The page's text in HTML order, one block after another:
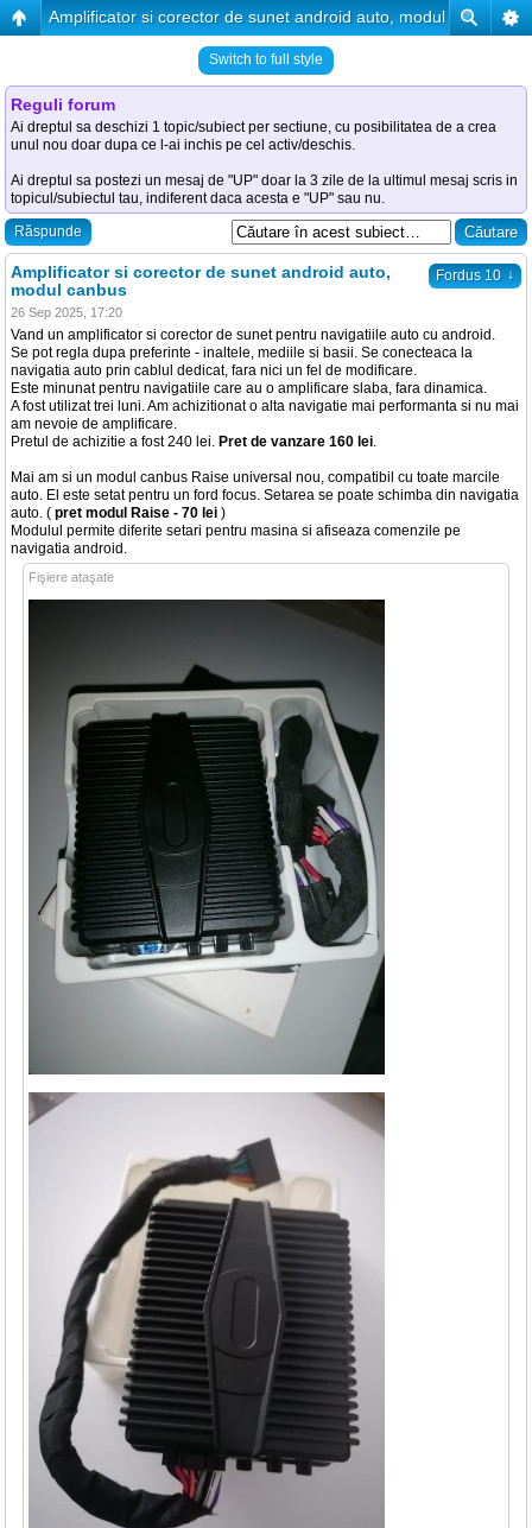
Amplificator si corector de sunet android auto, modul canbus
Switch to full style
Reguli forum
Ai dreptul sa deschizi 1 topic/subiect per sectiune, cu posibilitatea de a crea
unul nou doar dupa ce l-ai inchis pe cel activ/deschis.
Ai dreptul sa postezi un mesaj de "UP" doar la 3 zile de la ultimul mesaj scris in
topicul/subiectul tau, indiferent daca acesta e "UP" sau nu.
Răspunde
Fordus 10 ↓
Amplificator si corector de sunet android auto,
modul canbus
26 Sep 2025, 17:20
Vand un amplificator si corector de sunet pentru navigatiile auto cu android.
Se pot regla dupa preferinte - inaltele, mediile si basii. Se conecteaca la
navigatia auto prin cablul dedicat, fara nici un fel de modificare.
Este minunat pentru navigatiile care au o amplificare slaba, fara dinamica.
A fost utilizat trei luni. Am achizitionat o alta navigatie mai performanta si nu mai
am nevoie de amplificare.
Pretul de achizitie a fost 240 lei. Pret de vanzare 160 lei.
Mai am si un modul canbus Raise universal nou, compatibil cu toate marcile
auto. El este setat pentru un ford focus. Setarea se poate schimba din navigatia
auto. ( pret modul Raise - 70 lei )
Modulul permite diferite setari pentru masina si afiseaza comenzile pe
navigatia android.
Fişiere ataşate